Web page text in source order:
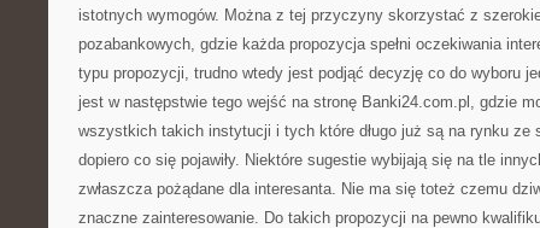
istotnych wymogów. Można z tej przyczyny skorzystać z
pozabankowych, gdzie każda propozycja spełni oczekiwania
typu propozycji, trudno wtedy jest podjąć decyzję co do wyboru
jest w następstwie tego wejść na stronę Banki24.com.pl, gdzie
wszystkich takich instytucji i tych które długo już są na rynku ze
dopiero co się pojawiły. Niektóre sugestie wybijają się na tle
zwłaszcza pożądane dla interesanta. Nie ma się toteż czemu
znaczne zainteresowanie. Do takich propozycji na pewno